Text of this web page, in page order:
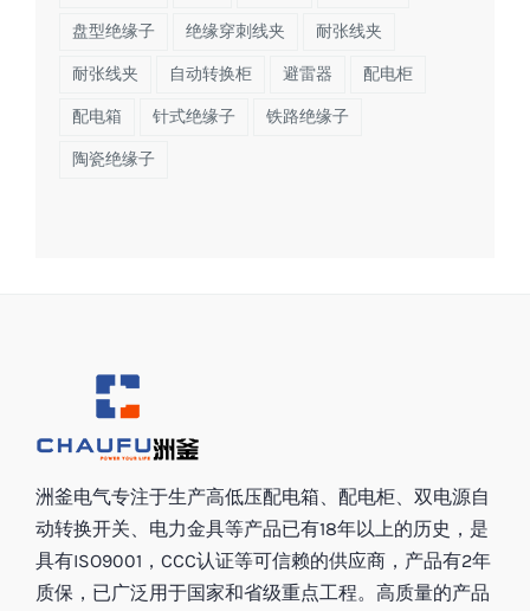
盘型绝缘子 绝缘穿刺线夹 耐张线夹
耐张线夹 自动转换柜 避雷器 配电柜
配电箱 针式绝缘子 铁路绝缘子
陶瓷绝缘子
洲釜电气专注于生产高低压配电箱、配电柜、双电源自
动转换开关、电力金具等产品已有18年以上的历史，是
具有ISO9001，CCC认证等可信赖的供应商，产品有2年
质保，已广泛用于国家和省级重点工程。高质量的产品